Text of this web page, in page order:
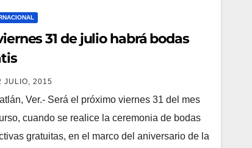
31 de julio habrá bodas
JULIO, 2015
Ver.- Será el próximo viernes 31 del mes
cuando se realice la ceremonia de bodas
gratuitas, en el marco del aniversario de la